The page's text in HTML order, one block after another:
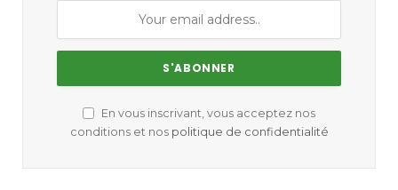
En vous inscrivant, vous acceptez nos
conditions et nos politique de confidentialité